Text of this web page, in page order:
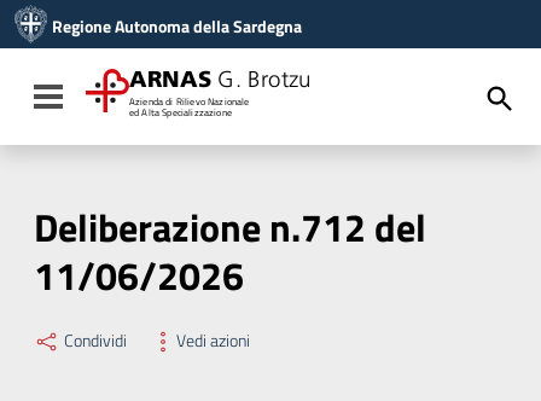
Vai al menu di navigazione
Vai al footer
Regione Autonoma della Sardegna
Toggle navigation
ARNAS G. Brotzu
Azienda di Rilievo Nazionale
ed Alta Specializzazione
Deliberazione n.712 del
11/06/2026
Condividi Vedi azioni